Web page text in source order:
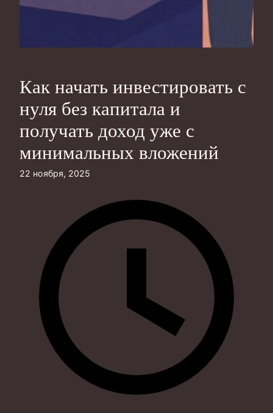
Как начать инвестировать с
нуля без капитала и
получать доход уже с
минимальных вложений
22 ноября, 2025